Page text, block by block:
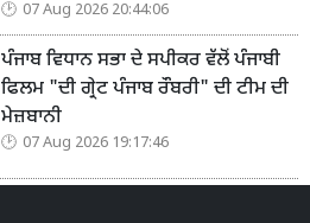
07 Aug 2026 20:44:06
ਪੰਜਾਬ ਵਿਧਾਨ ਸਭਾ ਦੇ ਸਪੀਕਰ ਵੱਲੋਂ ਪੰਜਾਬੀ
ਫਿਲਮ "ਦੀ ਗ੍ਰੇਟ ਪੰਜਾਬ ਰੌਬਰੀ" ਦੀ ਟੀਮ ਦੀ
ਮੇਜ਼ਬਾਨੀ
07 Aug 2026 19:17:46